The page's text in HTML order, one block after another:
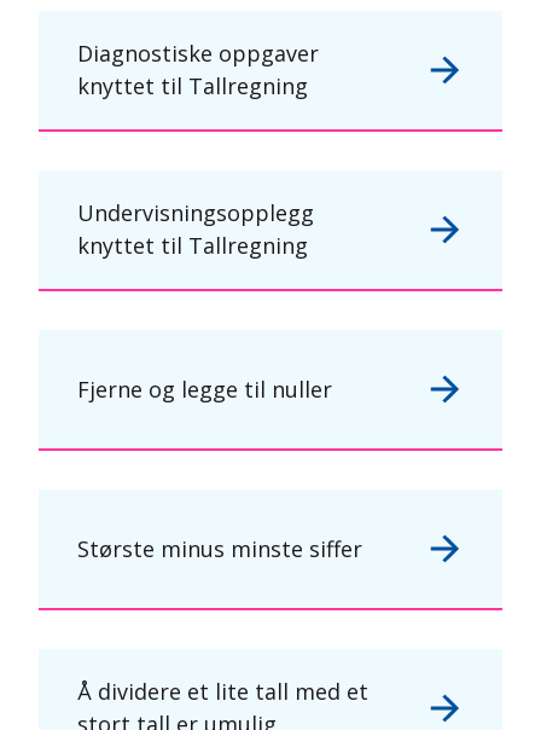
Diagnostiske oppgaver
knyttet til Tallregning
Undervisningsopplegg
knyttet til Tallregning
Fjerne og legge til nuller
Største minus minste siffer
Å dividere et lite tall med et
stort tall er umulig